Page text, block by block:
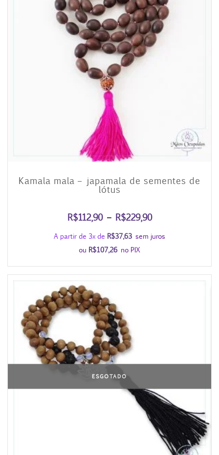
Kamala mala – japamala de sementes de
lótus
R$112,90 – R$229,90Faixa
preço:
através
A partir de 3x de R$37,63 sem juros
ou R$107,26 no PIX
ESGOTADO